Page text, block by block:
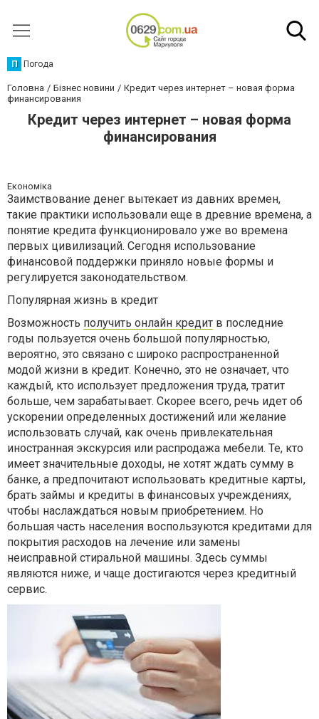
П Погода
Головна Бізнес новини
Кредит через интернет – новая форма
финансирования
Кредит через интернет – новая форма
финансирования
Економіка
Заимствование денег вытекает из давних времен,
такие практики использовали еще в древние времена, а
понятие кредита функционировало уже во времена
первых цивилизаций. Сегодня использование
финансовой поддержки приняло новые формы и
регулируется законодательством.
Популярная жизнь в кредит
Возможность получить онлайн кредит в последние
годы пользуется очень большой популярностью,
вероятно, это связано с широко распространенной
модой жизни в кредит. Конечно, это не означает, что
каждый, кто использует предложения труда, тратит
больше, чем зарабатывает. Скорее всего, речь идет об
ускорении определенных достижений или желание
использовать случай, как очень привлекательная
иностранная экскурсия или распродажа мебели. Те, кто
имеет значительные доходы, не хотят ждать сумму в
банке, а предпочитают использовать кредитные карты,
брать займы и кредиты в финансовых учреждениях,
чтобы наслаждаться новым приобретением. Но
большая часть населения воспользуются кредитами для
покрытия расходов на лечение или замены
неисправной стиральной машины. Здесь суммы
являются ниже, и чаще достигаются через кредитный
сервис.